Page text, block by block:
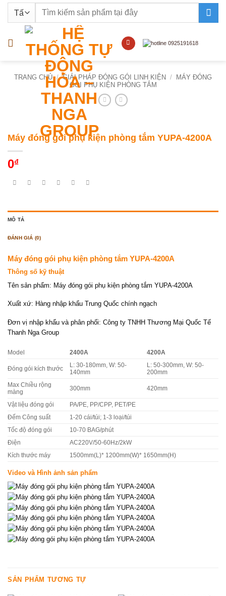
nội
Tìm
TRANG CHỦ / GIẢI PHÁP ĐÓNG GÓI LINH KIỆN /
MÁY ĐÓNG
GÓI PHỤ KIỆN PHÒNG TẮM
Máy đóng gói phụ kiện phòng tắm YUPA-4200A
0₫
MÔ TẢ
ĐÁNH GIÁ (0)
Máy đóng gói phụ kiện phòng tắm YUPA-4200A
Thông số kỹ thuật
Tên sản phẩm: Máy đóng gói phụ kiện phòng tắm YUPA-4200A
Xuất xứ: Hàng nhập khẩu Trung Quốc chính ngạch
Đơn vị nhập khẩu và phân phối: Công ty TNHH Thương Mại Quốc Tế
Thanh Nga Group
Model 2400A 4200A
Đóng gói kích thước
L: 30-180mm, W: 50-
140mm
L: 50-300mm, W: 50-
200mm
Max Chiều rộng
màng
300mm 420mm
Vật liệu đóng gói PA/PE, PP/CPP, PET/PE
Đếm Công suất 1-20 cái/túi; 1-3 loại/túi
Tốc độ đóng gói 10-70 BAG/phút
Điện AC220V/50-60Hz/2kW
Kích thước máy 1500mm(L)* 1200mm(W)* 1650mm(H)
Video và Hình ảnh sản phẩm
SẢN PHẨM TƯƠNG TỰ